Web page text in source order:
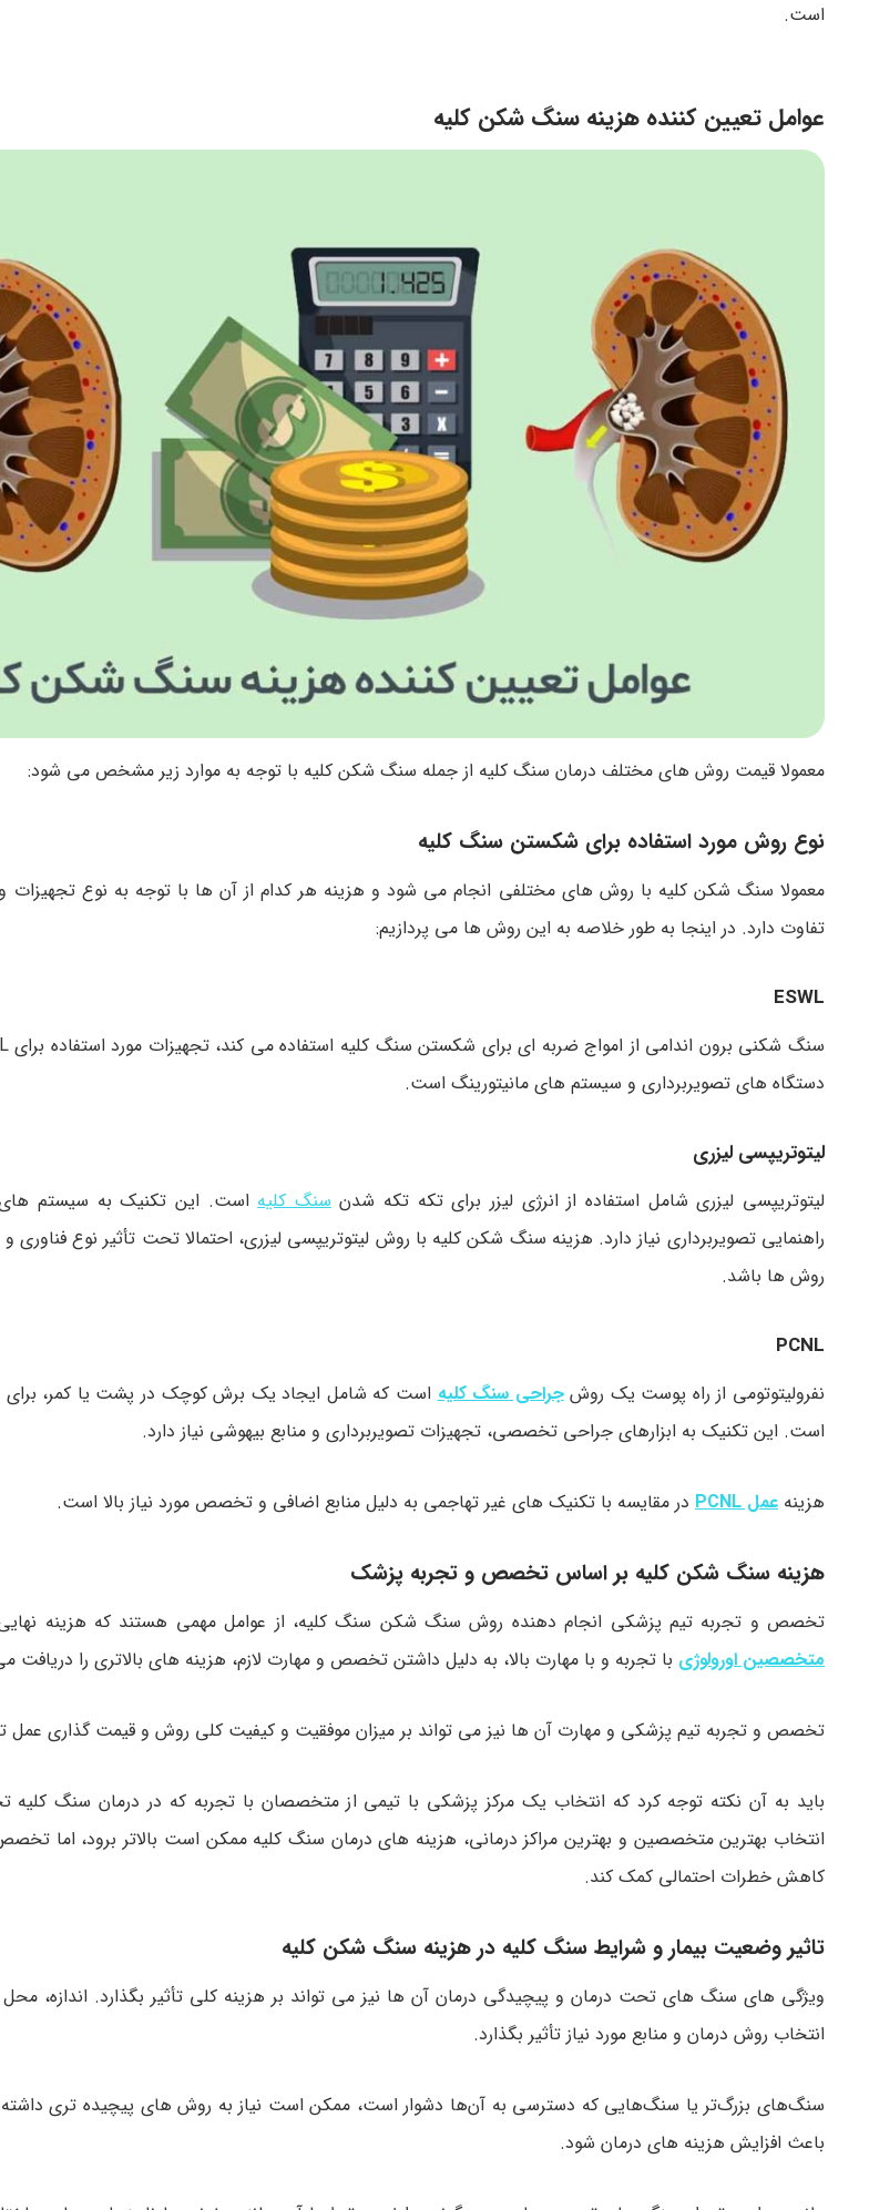
است.
عوامل تعیین کننده هزینه سنگ شکن کلیه
معمولا قیمت روش های مختلف درمان سنگ کلیه از جمله سنگ شکن کلیه با توجه به موارد زیر مشخص می شود:
نوع روش مورد استفاده برای شکستن سنگ کلیه
معمولا سنگ شکن کلیه با روش های مختلفی انجام می شود و هزینه هر کدام از آن ها با توجه به نوع تجهیزات
تفاوت دارد. در اینجا به طور خلاصه به این روش ها می پردازیم:
ESWL
دستگاه های تصویربرداری و سیستم های مانیتورینگ است.
لیتوتریپسی لیزری
لیتوتریپسی لیزری شامل استفاده از انرژی لیزر برای تکه تکه شدنسنگ کلیهاست. این تکنیک به سیستم های
راهنمایی تصویربرداری نیاز دارد. هزینه سنگ شکن کلیه با روش لیتوتریپسی لیزری، احتمالا تحت تأثیر نوع فناوری و
روش ها باشد.
PCNL
نفرولیتوتومی از راه پوست یک روشجراحی سنگ کلیهاست که شامل ایجاد یک برش کوچک در پشت یا کمر، برای
است. این تکنیک به ابزارهای جراحی تخصصی، تجهیزات تصویربرداری و منابع بیهوشی نیاز دارد.
هزینه عمل PCNL در مقایسه با تکنیک های غیر تهاجمی به دلیل منابع اضافی و تخصص مورد نیاز بالا است.
هزینه سنگ شکن کلیه بر اساس تخصص و تجربه پزشک
تخصص و تجربه تیم پزشکی انجام دهنده روش سنگ شکن سنگ کلیه، از عوامل مهمی هستند که هزینه
متخصصین اورولوژی با تجربه و با مهارت بالا، به دلیل داشتن تخصص و مهارت لازم، هزینه های بالاتری را دریافت
تخصص و تجربه تیم پزشکی و مهارت آن ها نیز می تواند بر میزان موفقیت و کیفیت کلی روش و قیمت گذاری عمل
باید به آن نکته توجه کرد که انتخاب یک مرکز پزشکی با تیمی از متخصصان با تجربه که در درمان سنگ
انتخاب بهترین متخصصین و بهترین مراکز درمانی، هزینه های درمان سنگ کلیه ممکن است بالاتر برود، اما تخصص
کاهش خطرات احتمالی کمک کند.
تاثیر وضعیت بیمار و شرایط سنگ کلیه در هزینه سنگ شکن کلیه
ویژگی های سنگ های تحت درمان و پیچیدگی درمان آن ها نیز می تواند بر هزینه کلی تأثیر بگذارد. اندازه،
انتخاب روش درمان و منابع مورد نیاز تأثیر بگذارد.
سنگ‌های بزرگ‌تر یا سنگ‌هایی که دسترسی به آن‌ها دشوار است، ممکن است نیاز به روش‌ های پیچیده‌ تری
باعث افزایش هزینه های درمان شود.